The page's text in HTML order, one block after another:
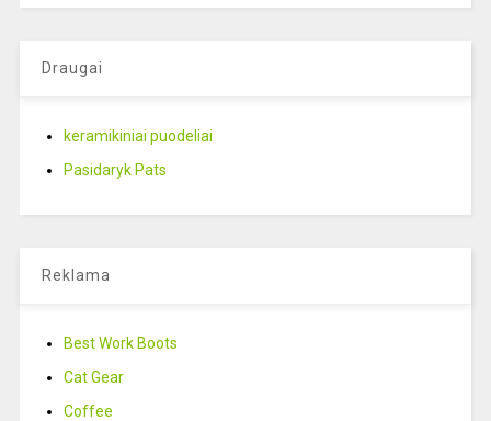
Draugai
keramikiniai puodeliai
Pasidaryk Pats
Reklama
Best Work Boots
Cat Gear
Coffee